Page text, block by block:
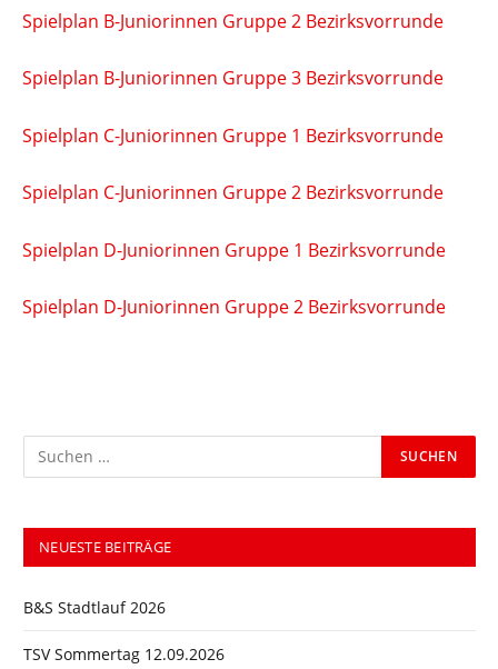
Spielplan B-Juniorinnen Gruppe 2 Bezirksvorrunde
Spielplan B-Juniorinnen Gruppe 3 Bezirksvorrunde
Spielplan C-Juniorinnen Gruppe 1 Bezirksvorrunde
Spielplan C-Juniorinnen Gruppe 2 Bezirksvorrunde
Spielplan D-Juniorinnen Gruppe 1 Bezirksvorrunde
Spielplan D-Juniorinnen Gruppe 2 Bezirksvorrunde
NEUESTE BEITRÄGE
B&S Stadtlauf 2026
TSV Sommertag 12.09.2026